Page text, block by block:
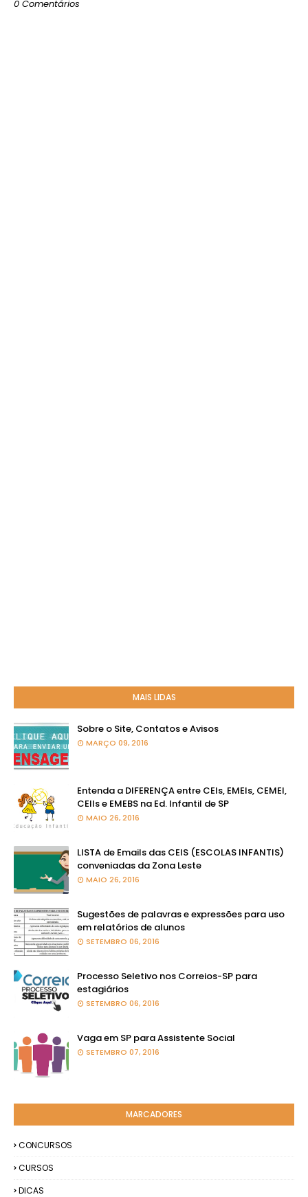
0 Comentários
MAIS LIDAS
Sobre o Site, Contatos e Avisos
MARÇO 09, 2016
Entenda a DIFERENÇA entre CEIs, EMEIs, CEMEI,
CEIIs e EMEBS na Ed. Infantil de SP
MAIO 26, 2016
LISTA de Emails das CEIS (ESCOLAS INFANTIS)
conveniadas da Zona Leste
MAIO 26, 2016
Sugestões de palavras e expressões para uso
em relatórios de alunos
SETEMBRO 06, 2016
Processo Seletivo nos Correios-SP para
estagiários
SETEMBRO 06, 2016
Vaga em SP para Assistente Social
SETEMBRO 07, 2016
MARCADORES
CONCURSOS
CURSOS
DICAS